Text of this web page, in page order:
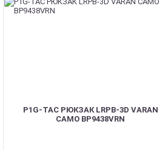
P1G-TAC РЮКЗАК LRPB-3D VARAN
CAMO BP9438VRN